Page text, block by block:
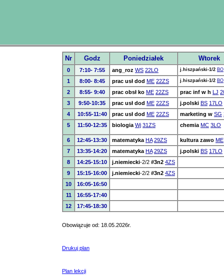
Nr Godz Poniedziałek Wtorek
0 7:10- 7:55 ang_roz WS 22LO j.hiszpański-1/2 BO
1 8:00- 8:45 prac usł dod ME 22ZS j.hiszpański-1/2 BO
2 8:55- 9:40 prac obsł ko ME 22ZS prac inf w h LJ
3
9:50-10:35 prac usł dod ME 22ZS j.polski BS 17LO
4
10:55-11:40 prac usł dod ME 22ZS marketing w SG
5
11:50-12:35 biologia Wj 31ZS chemia MC 3LO
6 12:45-13:30 matematyka HA 29ZS kultura zawo ME
7
13:35-14:20 matematyka HA 29ZS j.polski BS 17LO
8
14:25-15:10 j.niemiecki-2/2 #3n2 4ZS
9
15:15-16:00 j.niemiecki-2/2 #3n2 4ZS
10
16:05-16:50
11
16:55-17:40
12
17:45-18:30
Obowiązuje od: 18.05.2026r.
Drukuj plan
Plan lekcji